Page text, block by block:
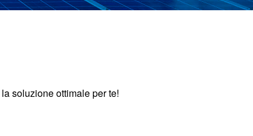
soluzione ottimale per te!